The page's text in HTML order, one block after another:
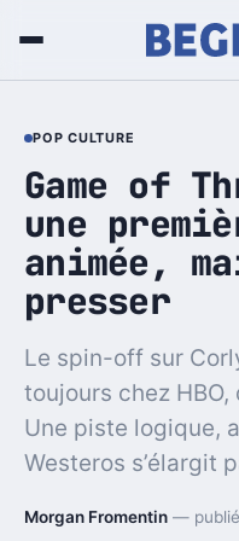
POP CULTURE
Game of
une
animée,
presser
Le spin-off sur
toujours chez
Une piste logique,
Westeros s’élargit
Morgan Fromentin —